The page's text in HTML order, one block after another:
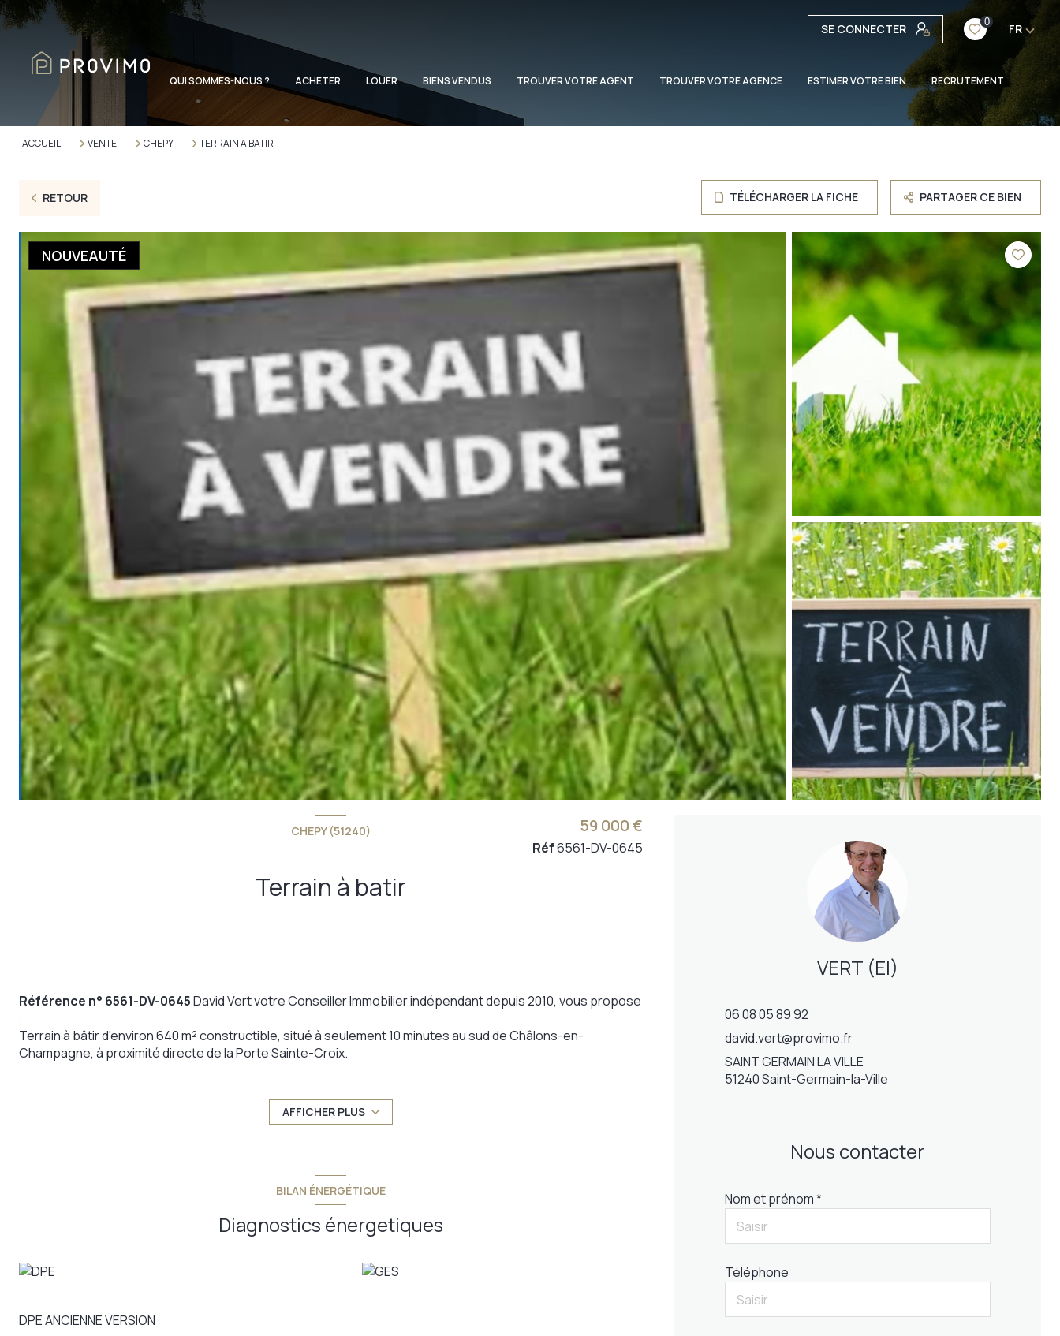
SE CONNECTER 0 FR
QUI SOMMES-NOUS ? ACHETER LOUER BIENS VENDUS TROUVER VOTRE AGENT TROUVER VOTRE AGENCE ESTIMER VOTRE BIEN RECRUTEMENT
ACCUEIL VENTE CHEPY TERRAIN A BATIR
RETOUR TÉLÉCHARGER LA FICHE PARTAGER CE BIEN
NOUVEAUTÉ
CHEPY (51240)
Terrain à batir
59 000 €
Réf6561-DV-0645
Référence n° 6561-DV-0645David Vert votre Conseiller Immobilier indépendant depuis 2010, vous propose
:
Terrain à bâtir d'environ 640 m² constructible, situé à seulement 10 minutes au sud de Châlons-en-
Champagne, à proximité directe de la Porte Sainte-Croix.
La parcelle est viabilisée en eau, électricité et télécom.
L’assainissement restera à prévoir et devra être réalisé via une microstation ou un système d’épandage,
Une belle opportunité pour ceux qui recherchent un terrain bien situé, prêt à accueillir leur future maison,
dans un secteur recherché et rapidement accessible depuis Châlons-en-Champagne.
51520 51510 51240 51470 51400 51600 51150
Annonce proposée par un agent commercial
AFFICHER PLUS
BILAN ÉNERGÉTIQUE
Diagnostics énergetiques
DPE ANCIENNE VERSION
VERT (EI)
06 08 05 89 92
david.vert@provimo.fr
SAINT GERMAIN LA VILLE
51240 Saint-Germain-la-Ville
Nous contacter
Nom et prénom *
Téléphone